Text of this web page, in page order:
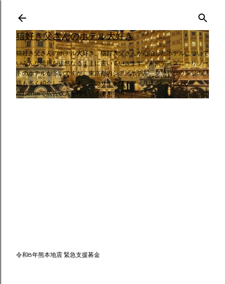
スキップしてメイン コンテンツに移動
猫好き父さんのホテル大好き
猫好き父さんのホテル大好き。猫好き父さんが宿泊したホテルについて
いろんな情報を徒然なるままに書いていきます。東京ディズニーリゾー
トのホテルが多いですが、東京都内シティホテル、クラブラウンジの話
題も多く紹介しています。このサイトはアフィリエイトとGoogle
AdSenseで広告収入を得ています。
令和8年熊本地震 緊急支援募金